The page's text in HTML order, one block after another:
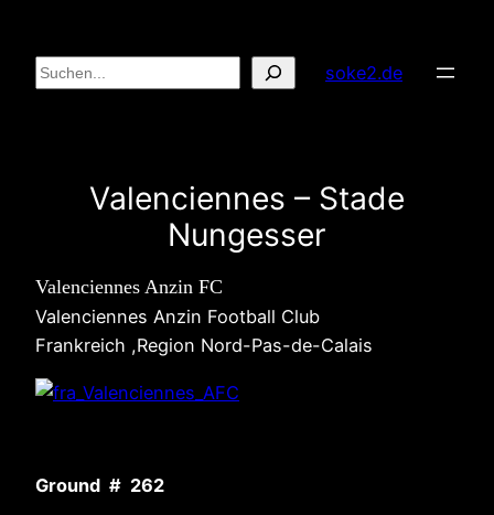
Inhalt
springen
Suchen soke2.de
Valenciennes – Stade
Nungesser
Valenciennes Anzin FC
Valenciennes Anzin Football Club
Frankreich ,Region Nord-Pas-de-Calais
Ground # 262